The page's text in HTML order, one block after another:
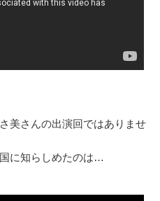
美さんの出演回ではありませ
に知らしめたのは…